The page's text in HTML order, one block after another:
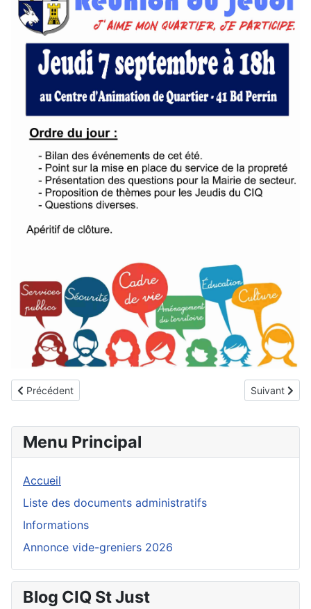
Article précédent : Affiche_reunion-20250213
Précédent Article
Suivant
Menu Principal
Accueil
Liste des documents administratifs
Informations
Annonce vide-greniers 2026
Blog CIQ St Just